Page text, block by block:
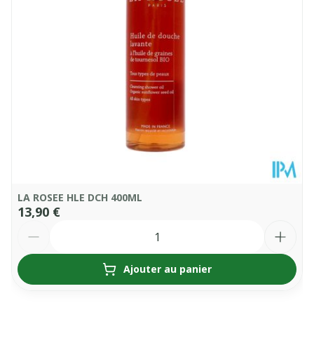
25°C)
LA ROSEE HLE DCH 400ML
13,90 €
Ajouter au panier